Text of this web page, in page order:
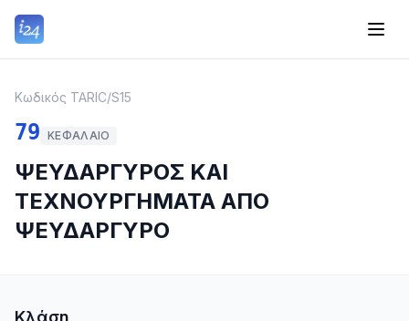
Κωδικός TARIC/S15
79 ΚΕΦΆΛΑΙΟ
ΨΕΥΔΑΡΓΥΡΟΣ ΚΑΙ
ΤΕΧΝΟΥΡΓΗΜΑΤΑ ΑΠΟ
ΨΕΥΔΑΡΓΥΡΟ
Κλάση